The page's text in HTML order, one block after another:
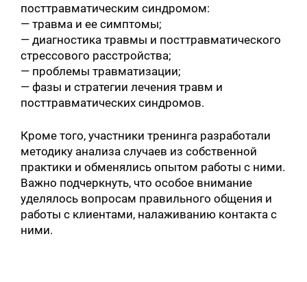
посттравматическим синдромом:
— травма и ее симптомы;
— диагностика травмы и посттравматического
стрессового расстройства;
— проблемы травматизации;
— фазы и стратегии лечения травм и
посттравматических синдромов.
Кроме того, участники тренинга разработали
методику анализа случаев из собственной
практики и обменялись опытом работы с ними.
Важно подчеркнуть, что особое внимание
уделялось вопросам правильного общения и
работы с клиентами, налаживанию контакта с
ними.